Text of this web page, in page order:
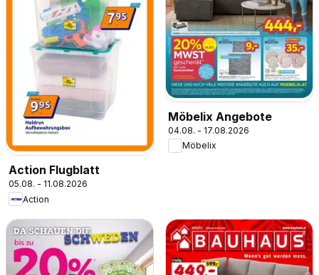
Action Flugblatt
05.08. - 11.08.2026
Action
Möbelix Angebote
04.08. - 17.08.2026
Möbelix